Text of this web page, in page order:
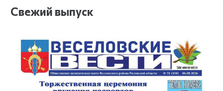
Свежий выпуск